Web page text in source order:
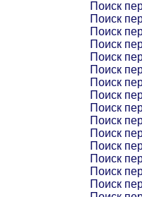
Поиск
Поиск
Поиск
Поиск
Поиск
Поиск
Поиск
Поиск
Поиск
Поиск
Поиск
Поиск
Поиск
Поиск
Поиск